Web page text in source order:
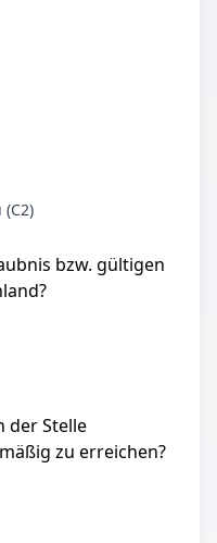
bzw. gültigen
der Stelle
zu erreichen?